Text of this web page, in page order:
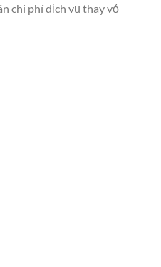
chi phí dịch vụ thay vỏ